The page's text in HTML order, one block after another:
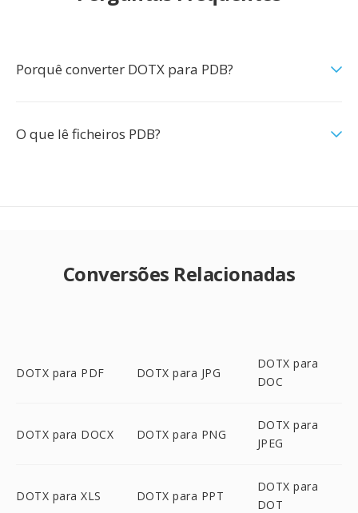
Porquê converter DOTX para PDB?
O que lê ficheiros PDB?
Conversões Relacionadas
DOTX para PDF DOTX para JPG
DOTX para
DOC
DOTX para DOCX DOTX para PNG
DOTX para
JPEG
DOTX para XLS DOTX para PPT
DOTX para
DOT